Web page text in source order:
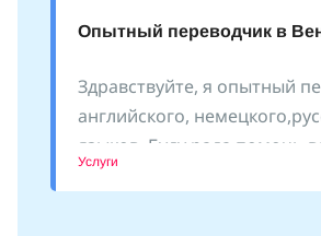
Опытный переводчик в
Здравствуйте, я опытный
английского,
языков. Буду рада помочь
оформлением документов,
Услуги